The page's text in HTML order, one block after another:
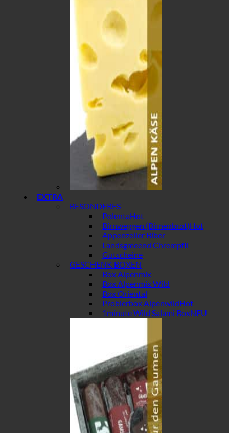
EXTRA
BESONDERES
Polenta
Birnweggen (Birnenbrot)
Appenzeller Biber
Landsgmeend Chrempfli
Gutscheine
GESCHENK BOXEN
Box Alpenmix
Box Alpenmix Wild
Box Oriental
Probierbox Alpenwild
1minute Wild Salami Box